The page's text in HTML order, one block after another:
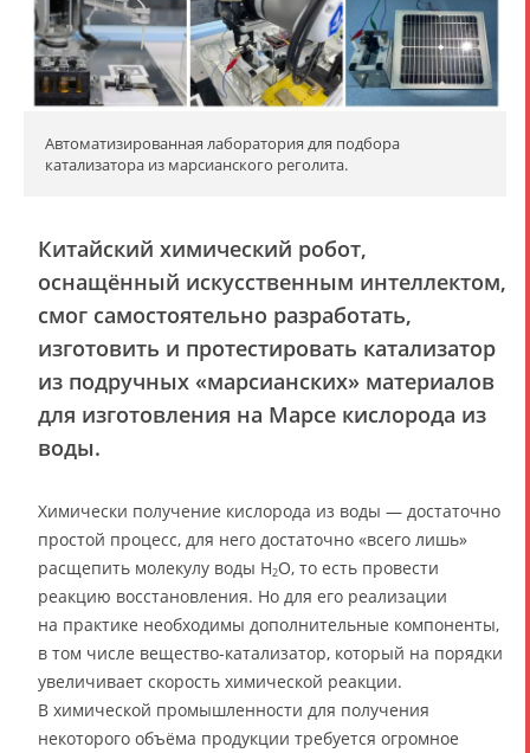
Автоматизированная лаборатория для подбора
катализатора из марсианского реголита.
Китайский химический робот,
оснащённый искусственным интеллектом,
смог самостоятельно разработать,
изготовить и протестировать катализатор
из подручных «марсианских» материалов
для изготовления на Марсе кислорода из
воды.
Химически получение кислорода из воды — достаточно
простой процесс, для него достаточно «всего лишь»
расщепить молекулу воды H2O, то есть провести
реакцию восстановления. Но для его реализации
на практике необходимы дополнительные компоненты,
в том числе вещество-катализатор, который на порядки
увеличивает скорость химической реакции.
В химической промышленности для получения
некоторого объёма продукции требуется огромное